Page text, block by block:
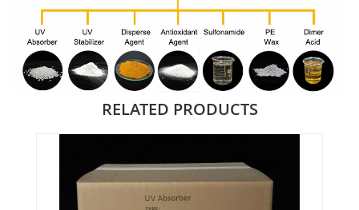
RELATED PRODUCTS